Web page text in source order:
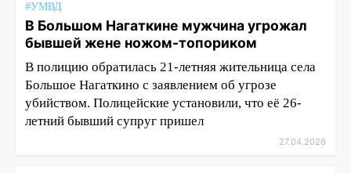
#УМВД
В Большом Нагаткине мужчина угрожал
бывшей жене ножом-топориком
В полицию обратилась 21-летняя жительница села
Большое Нагаткино с заявлением об угрозе
убийством. Полицейские установили, что её 26-
летний бывший супруг пришел
27.04.2026